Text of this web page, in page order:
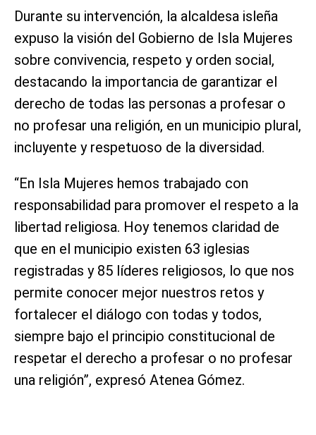
Durante su intervención, la alcaldesa isleña
expuso la visión del Gobierno de Isla Mujeres
sobre convivencia, respeto y orden social,
destacando la importancia de garantizar el
derecho de todas las personas a profesar o
no profesar una religión, en un municipio plural,
incluyente y respetuoso de la diversidad.
“En Isla Mujeres hemos trabajado con
responsabilidad para promover el respeto a la
libertad religiosa. Hoy tenemos claridad de
que en el municipio existen 63 iglesias
registradas y 85 líderes religiosos, lo que nos
permite conocer mejor nuestros retos y
fortalecer el diálogo con todas y todos,
siempre bajo el principio constitucional de
respetar el derecho a profesar o no profesar
una religión”, expresó Atenea Gómez.